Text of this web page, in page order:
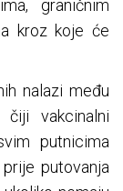
graničnim
kroz koje će
nalazi među
čiji vakcinalni
putnicima
putovanja